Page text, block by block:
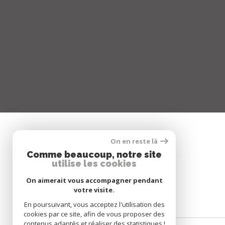
SE CONNECTER
ESPACE PROPRIÉTAIRE
On en reste là
Comme beaucoup, notre site
utilise les cookies
On aimerait vous accompagner pendant
votre visite.
En poursuivant, vous acceptez l'utilisation des
cookies par ce site, afin de vous proposer des